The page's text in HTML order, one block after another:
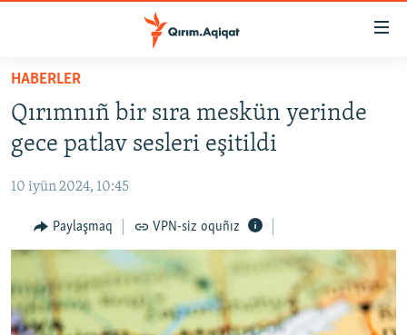
Esas
qaytmaq
Baş
navigatsiyağa
qaytmaq
qaytmaq
SİYASET
İQTİSADİYAT
CEMİYET
MEDENİYET
İNSAN AQLARI
VİDEO
SÜRET
HABERLER
Qırımnıñ bir sıra meskün yerinde
gece patlav sesleri eşitildi
10 iyün 2024, 10:45
Paylaşmaq VPN-siz oquñız